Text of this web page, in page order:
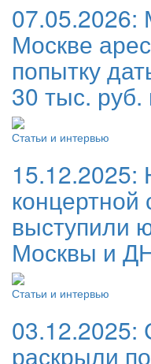
07.05.2026:
Москве
попытку
30 тыс. руб.
Статьи и интервью
15.12.2025:
выступили
Москвы и
Статьи и интервью
03.12.2025:
раскрыли